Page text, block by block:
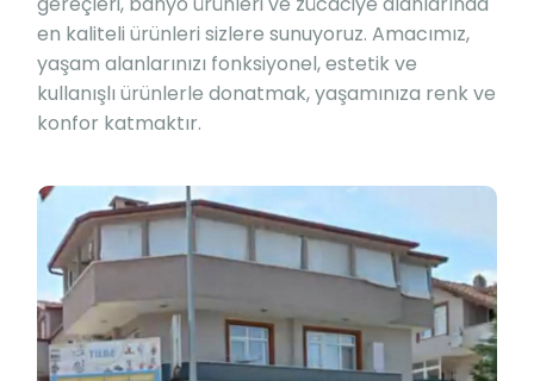
en kaliteli ürünleri sizlere sunuyoruz. Amacımız,
yaşam alanlarınızı fonksiyonel, estetik ve
kullanışlı ürünlerle donatmak, yaşamınıza renk ve
konfor katmaktır.